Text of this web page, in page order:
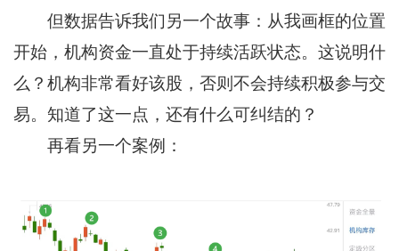
但数据告诉我们另一个故事：从我画框的位置
开始，机构资金一直处于持续活跃状态。这说明什
么？机构非常看好该股，否则不会持续积极参与交
易。知道了这一点，还有什么可纠结的？
再看另一个案例：